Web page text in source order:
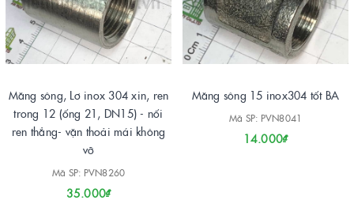
Măng sông, Lơ inox 304 xin, ren
trong 12 (ống 21, DN15) - nối
ren thẳng- vặn thoải mái không
vỡ
Mã SP: PVN8260
35.000₫
Măng sông 15 inox304 tốt BA
Mã SP: PVN8041
14.000₫